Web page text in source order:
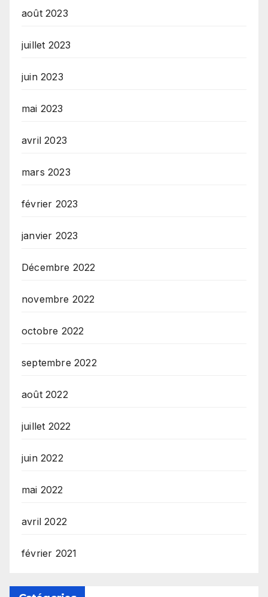
août 2023
juillet 2023
juin 2023
mai 2023
avril 2023
mars 2023
février 2023
janvier 2023
Décembre 2022
novembre 2022
octobre 2022
septembre 2022
août 2022
juillet 2022
juin 2022
mai 2022
avril 2022
février 2021